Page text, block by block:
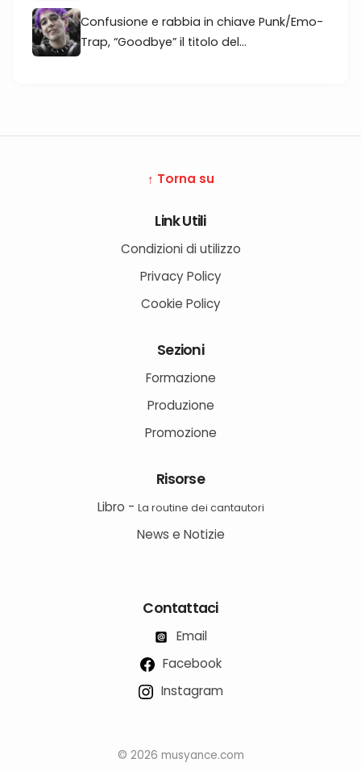
Confusione e rabbia in chiave Punk/Emo-
Trap, “Goodbye” il titolo del...
↑ Torna su
Link Utili
Condizioni di utilizzo
Privacy Policy
Cookie Policy
Sezioni
Formazione
Produzione
Promozione
Risorse
Libro - La routine dei cantautori
News e Notizie
Contattaci
Email
Facebook
Instagram
© 2026 musyance.com